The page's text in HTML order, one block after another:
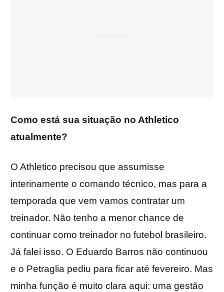
Como está sua situação no Athletico
atualmente?
O Athletico precisou que assumisse
interinamente o comando técnico, mas para a
temporada que vem vamos contratar um
treinador. Não tenho a menor chance de
continuar como treinador no futebol brasileiro.
Já falei isso. O Eduardo Barros não continuou
e o Petraglia pediu para ficar até fevereiro. Mas
minha função é muito clara aqui: uma gestão